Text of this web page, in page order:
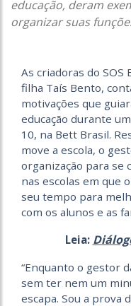
educação, deram
organizar suas
As criadoras do SOS
filha Taís Bento,
motivações que
educação durante
10, na Bett Brasil.
move a escola, o
organização para
nas escolas em que
seu tempo para
com os alunos e as
Leia:
“Enquanto o gestor
sem ter nem um
escapa. Sou a prova